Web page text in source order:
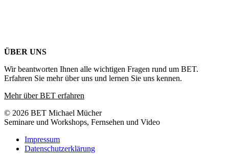
ÜBER UNS
Wir beantworten Ihnen alle wichtigen Fragen rund um BET.
Erfahren Sie mehr über uns und lernen Sie uns kennen.
Mehr über BET erfahren
© 2026 BET Michael Mücher
Seminare und Workshops, Fernsehen und Video
Impressum
Datenschutzerklärung